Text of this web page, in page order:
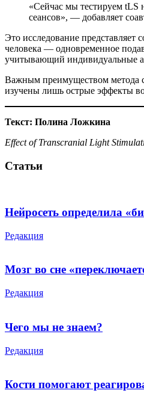
«Сейчас мы тестируем tLS
сеансов», — добавляет
Это исследование представляет
человека — одновременное
учитывающий индивидуальные
Важным преимуществом метода
изучены лишь острые эффекты
Текст: Полина Ложкина
Effect of Transcranial Light
Статьи
Нейросеть определила
Редакция
Мозг во сне
Редакция
Чего мы не знаем?
Редакция
Кости помогают